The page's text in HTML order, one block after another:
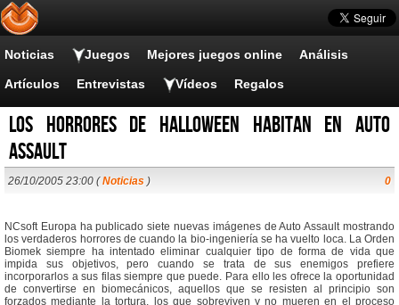
Noticias Juegos Mejores juegos online Análisis
Artículos Entrevistas Vídeos Regalos
Los horrores de Halloween habitan en Auto
Assault
26/10/2005 23:00 (Noticias ) 0
NCsoft Europa ha publicado siete nuevas imágenes de Auto Assault mostrando
los verdaderos horrores de cuando la bio-ingeniería se ha vuelto loca. La Orden
Biomek siempre ha intentado eliminar cualquier tipo de forma de vida que
impida sus objetivos, pero cuando se trata de sus enemigos prefiere
incorporarlos a sus filas siempre que puede. Para ello les ofrece la oportunidad
de convertirse en biomecánicos, aquellos que se resisten al principio son
forzados mediante la tortura, los que sobreviven y no mueren en el proceso